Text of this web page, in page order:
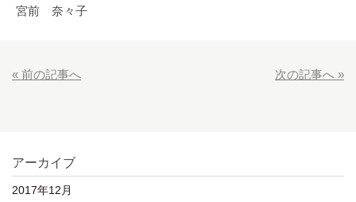
宮前 奈々子
« 前の記事へ 次の記事へ »
アーカイブ
2017年12月